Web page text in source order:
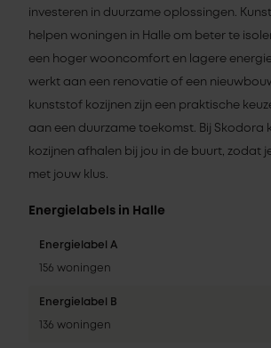
investeren in duurzame oplossingen.
helpen woningen in Halle om beter te
een hoger wooncomfort en lagere
werkt aan een renovatie of een
kunststof kozijnen zijn een praktische
aan een duurzame toekomst. Bij Skodora
kozijnen afhalen bij jou in de buurt, zodat
met jouw klus.
Energielabels in Halle
Energielabel A
156 woningen
Energielabel B
136 woningen